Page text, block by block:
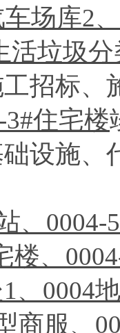
场库2
活垃圾
招标、
3#住宅楼
设施、
、
楼、
、0004
商服、